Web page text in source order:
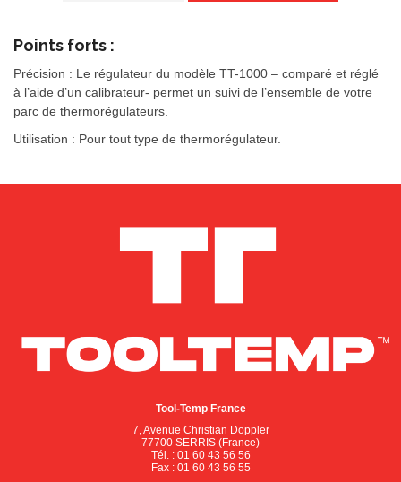
Points forts :
Précision : Le régulateur du modèle TT-1000 – comparé et réglé
à l’aide d’un calibrateur- permet un suivi de l’ensemble de votre
parc de thermorégulateurs.
Utilisation : Pour tout type de thermorégulateur.
Tool-Temp France
7, Avenue Christian Doppler
77700 SERRIS (France)
Tél. : 01 60 43 56 56
Fax : 01 60 43 56 55